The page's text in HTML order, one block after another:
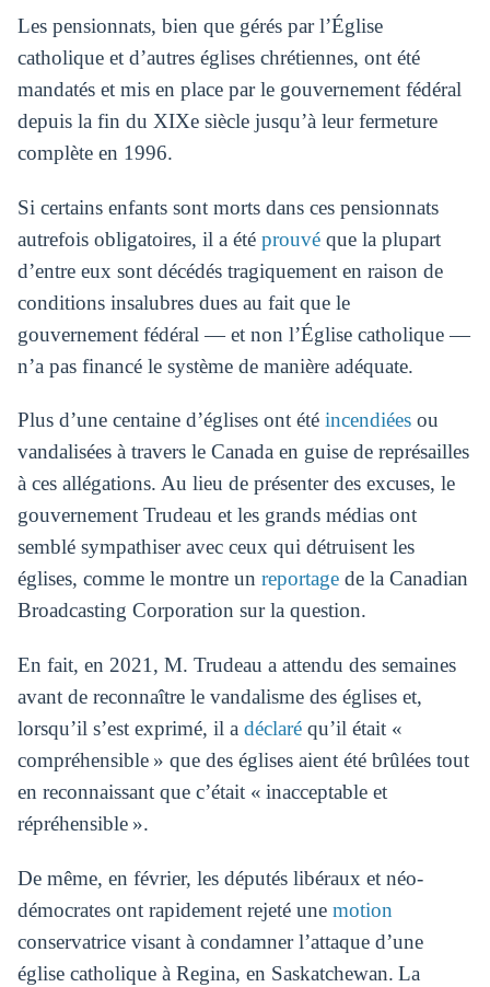
Les pensionnats, bien que gérés par l’Église
catholique et d’autres églises chrétiennes, ont été
mandatés et mis en place par le gouvernement fédéral
depuis la fin du XIXe siècle jusqu’à leur fermeture
complète en 1996.
Si certains enfants sont morts dans ces pensionnats
autrefois obligatoires, il a été prouvéque la plupart
d’entre eux sont décédés tragiquement en raison de
conditions insalubres dues au fait que le
gouvernement fédéral — et non l’Église catholique —
n’a pas financé le système de manière adéquate.
Plus d’une centaine d’églises ont été incendiéesou
vandalisées à travers le Canada en guise de représailles
à ces allégations. Au lieu de présenter des excuses, le
gouvernement Trudeau et les grands médias ont
semblé sympathiser avec ceux qui détruisent les
églises, comme le montre un reportagede la Canadian
Broadcasting Corporation sur la question.
En fait, en 2021, M. Trudeau a attendu des semaines
avant de reconnaître le vandalisme des églises et,
lorsqu’il s’est exprimé, il a déclaréqu’il était «
compréhensible » que des églises aient été brûlées tout
en reconnaissant que c’était « inacceptable et
répréhensible ».
De même, en février, les députés libéraux et néo-
démocrates ont rapidement rejeté une motion
conservatrice visant à condamner l’attaque d’une
église catholique à Regina, en Saskatchewan. La